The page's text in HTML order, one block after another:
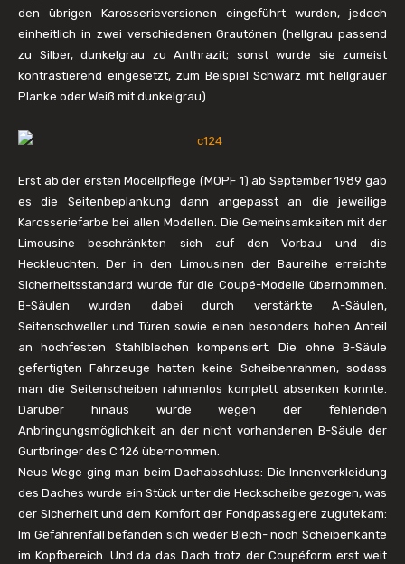
den übrigen Karosserieversionen eingeführt wurden, jedoch
einheitlich in zwei verschiedenen Grautönen (hellgrau passend
zu Silber, dunkelgrau zu Anthrazit; sonst wurde sie zumeist
kontrastierend eingesetzt, zum Beispiel Schwarz mit hellgrauer
Planke oder Weiß mit dunkelgrau).
Erst ab der ersten Modellpflege (MOPF 1) ab September 1989 gab
es die Seitenbeplankung dann angepasst an die jeweilige
Karosseriefarbe bei allen Modellen. Die Gemeinsamkeiten mit der
Limousine beschränkten sich auf den Vorbau und die
Heckleuchten. Der in den Limousinen der Baureihe erreichte
Sicherheitsstandard wurde für die Coupé-Modelle übernommen.
B-Säulen wurden dabei durch verstärkte A-Säulen,
Seitenschweller und Türen sowie einen besonders hohen Anteil
an hochfesten Stahlblechen kompensiert. Die ohne B-Säule
gefertigten Fahrzeuge hatten keine Scheibenrahmen, sodass
man die Seitenscheiben rahmenlos komplett absenken konnte.
Darüber hinaus wurde wegen der fehlenden
Anbringungsmöglichkeit an der nicht vorhandenen B-Säule der
Gurtbringer des C 126 übernommen.
Neue Wege ging man beim Dachabschluss: Die Innenverkleidung
des Daches wurde ein Stück unter die Heckscheibe gezogen, was
der Sicherheit und dem Komfort der Fondpassagiere zugutekam:
Im Gefahrenfall befanden sich weder Blech- noch Scheibenkante
im Kopfbereich. Und da das Dach trotz der Coupéform erst weit